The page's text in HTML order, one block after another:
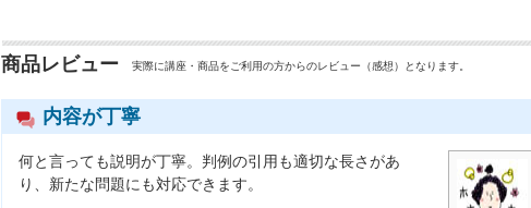
商品レビュー 実際に講座・商品をご利用の方からのレビュー（感想）となります。
内容が丁寧
何と言っても説明が丁寧。判例の引用も適切な長さがあ
り、新たな問題にも対応できます。